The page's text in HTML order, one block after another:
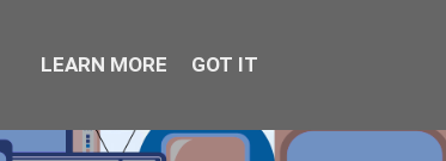
LEARN MORE GOT IT